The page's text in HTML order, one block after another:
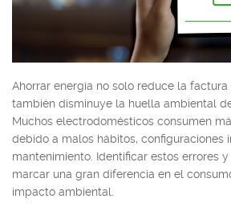
Ahorrar energía no solo reduce la
también disminuye la huella ambiental
Muchos electrodomésticos consumen
debido a malos hábitos, configuraciones
mantenimiento. Identificar estos errores
marcar una gran diferencia en el
impacto ambiental.